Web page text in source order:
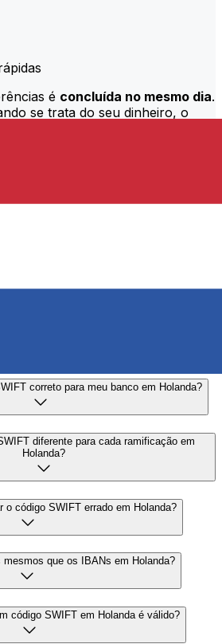
é concluída no mesmo dia.
se trata do seu dinheiro, o
Bancária) — é um padrão
correto para meu banco em Holanda?
diferente para cada ramificação em
Holanda?
o código SWIFT errado em Holanda?
que os IBANs em Holanda?
código SWIFT em Holanda é válido?